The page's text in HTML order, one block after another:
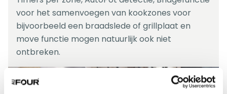
voor het samenvoegen van kookzones voor
bijvoorbeeld een braadslede of grillplaat en
move functie mogen natuurlijk ook niet
ontbreken.